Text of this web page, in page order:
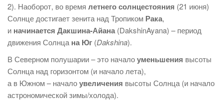
2). Наоборот, во время летнего солнцестояния (21 июня)
Солнце достигает зенита над Тропиком Рака,
и начинается Дакшина-Айана(DakshinAyana) – период
движения Солнца на Юг (Dakshina).
В Северном полушарии – это началоуменьшения высоты
Солнца над горизонтом (и начало лета),
а в Южном – началоувеличения высоты Солнца (и начало
астрономической зимы/холода).